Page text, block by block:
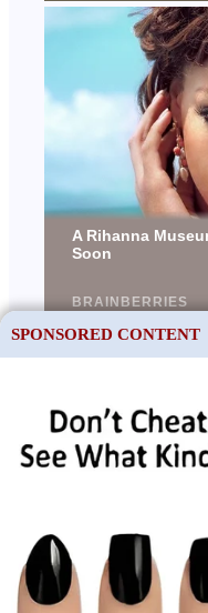
This site uses cookies to store
to the use
SPONSORED CONTENT